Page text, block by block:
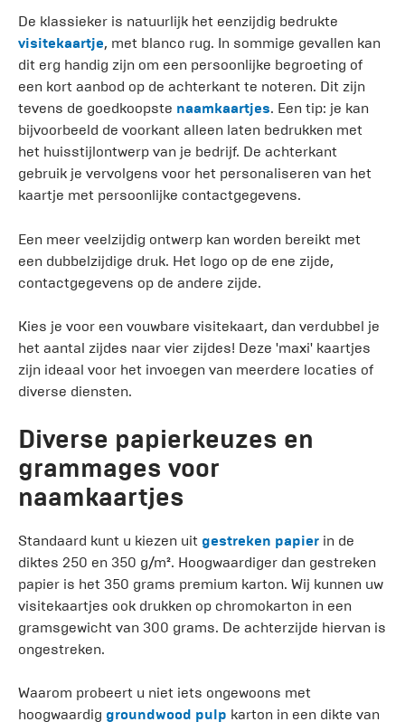
De klassieker is natuurlijk het eenzijdig bedrukte
visitekaartje, met blanco rug. In sommige gevallen kan
dit erg handig zijn om een persoonlijke begroeting of
een kort aanbod op de achterkant te noteren. Dit zijn
tevens de goedkoopste naamkaartjes. Een tip: je kan
bijvoorbeeld de voorkant alleen laten bedrukken met
het huisstijlontwerp van je bedrijf. De achterkant
gebruik je vervolgens voor het personaliseren van het
kaartje met persoonlijke contactgegevens.
Een meer veelzijdig ontwerp kan worden bereikt met
een dubbelzijdige druk. Het logo op de ene zijde,
contactgegevens op de andere zijde.
Kies je voor een vouwbare visitekaart, dan verdubbel je
het aantal zijdes naar vier zijdes! Deze 'maxi' kaartjes
zijn ideaal voor het invoegen van meerdere locaties of
diverse diensten.
Diverse papierkeuzes en
grammages voor
naamkaartjes
Standaard kunt u kiezen uit gestreken papier in de
diktes 250 en 350 g/m². Hoogwaardiger dan gestreken
papier is het 350 grams premium karton. Wij kunnen uw
visitekaartjes ook drukken op chromokarton in een
gramsgewicht van 300 grams. De achterzijde hiervan is
ongestreken.
Waarom probeert u niet iets ongewoons met
hoogwaardig groundwood pulp karton in een dikte van